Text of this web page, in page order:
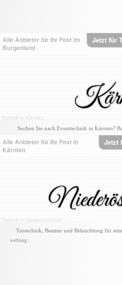
Jetzt für
Alle Anbieter für Ihr Fest im
Burgenland
Technik in Kärnten
Suchen Sie nach Eventtechnik in Kärnten?
Jetzt
Alle Anbieter für Ihr Fest in
Kärnten
Technik in Niederösterreich
Tontechnik, Beamer und Beleuchtung für
werbung: